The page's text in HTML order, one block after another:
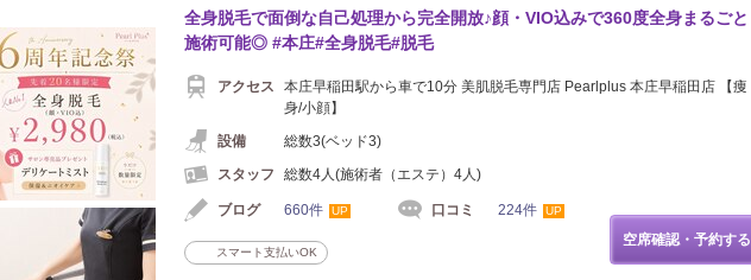
全身脱毛で面倒な自己処理から完全開放♪顔・VIO込みで360度全身まるごと
施術可能◎ #本庄#全身脱毛#脱毛
アクセス
本庄早稲田駅から車で10分 美肌脱毛専門店 Pearlplus 本庄早稲田店 【痩
身/小顔】
設備
総数3(ベッド3)
スタッフ
総数4人(施術者（エステ）4人)
ブログ 660件 UP 口コミ 224件 UP
スマート支払いOK
空席確認・予約する